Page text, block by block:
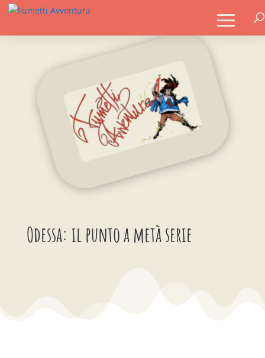
Odessa: il punto a metà serie